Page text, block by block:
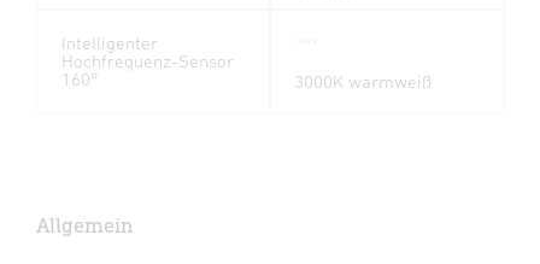
Intelligenter
Hochfrequenz-Sensor
160°
3000K warmweiß
Allgemein